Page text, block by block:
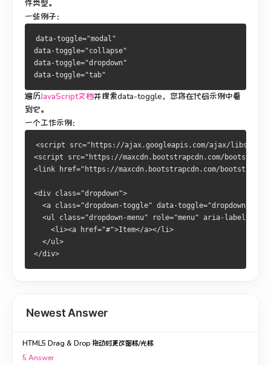
件类型。
一些例子：
data-toggle="modal"
data-toggle="collapse"
data-toggle="dropdown"
data-toggle="tab"
遍历JavaScript文档并搜索data-toggle，您将在代码示例中看
到它。
一个工作示例：
<script src="https://ajax.googleapis.com/ajax/libs/
<script src="https://maxcdn.bootstrapcdn.com/
<link href="https://maxcdn.bootstrapcdn.com/
<div class="dropdown">
<a class="dropdown-toggle" data-toggle="dropdown"
<ul class="dropdown-menu" role="menu" aria-
    <li><a href="#">Item</a></li>
  </ul>
</div>
Newest Answer
HTML5 Drag & Drop 拖动时更改图标/光标
5 Answer